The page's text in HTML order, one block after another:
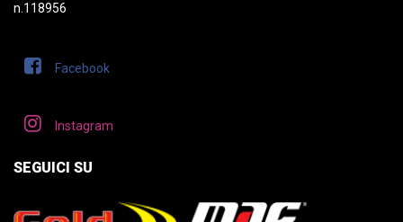
n.118956
Facebook
Instagram
SEGUICI SU